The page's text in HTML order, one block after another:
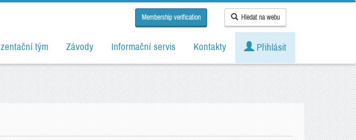
Membership verification Hledat na webu
tým Závody Informační servis Kontakty Přihlásit